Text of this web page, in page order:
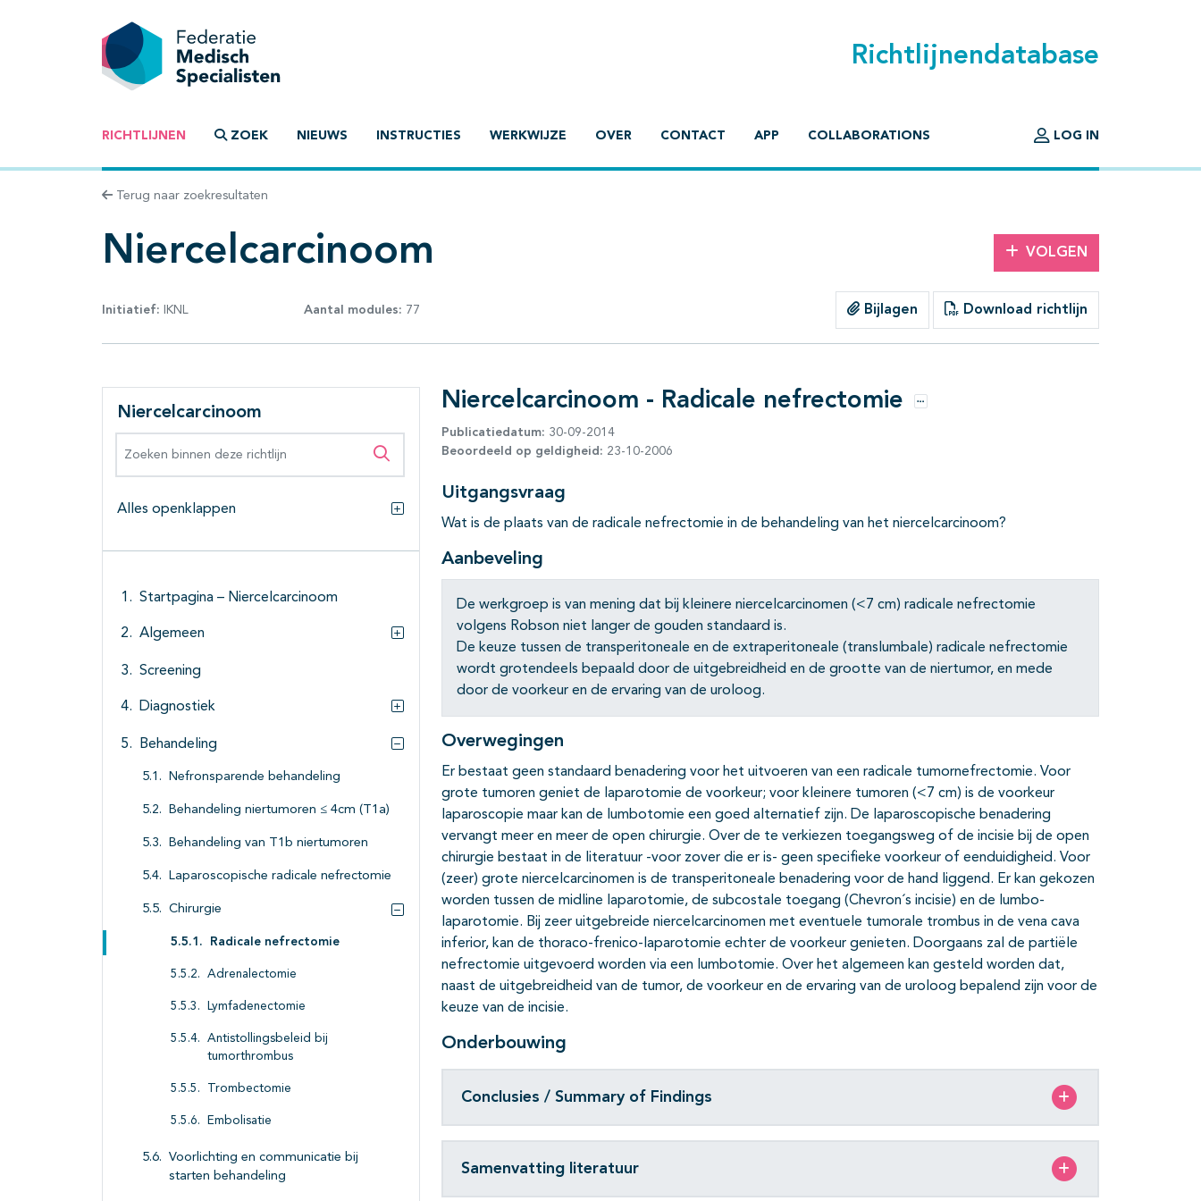
Richtlijnendatabase
RICHTLIJNEN ZOEK NIEUWS INSTRUCTIES WERKWIJZE OVER CONTACT APP COLLABORATIONS LOG IN
Terug naar zoekresultaten
Niercelcarcinoom VOLGEN
Initiatief: IKNL Aantal modules: 77 Bijlagen Download richtlijn
Niercelcarcinoom
Zoeken binnen deze richtlijn
Alles openklappen
Alles openklappen
Startpagina – Niercelcarcinoom
Algemeen
Subpagina's open- en dichtklappen
Screening
Diagnostiek
Behandeling
Subpagina's open- en dichtklappen
Nefronsparende behandeling
Behandeling niertumoren ≤ 4cm (T1a)
Behandeling van T1b niertumoren
Laparoscopische radicale nefrectomie
Chirurgie
Subpagina's open- en dichtklappen
Radicale nefrectomie
Adrenalectomie
Lymfadenectomie
Antistollingsbeleid bij
tumorthrombus
Trombectomie
Embolisatie
Voorlichting en communicatie bij
starten behandeling
Niercelcarcinoom - Radicale nefrectomie Opties
Publicatiedatum: 30-09-2014
Beoordeeld op geldigheid: 23-10-2006
Uitgangsvraag
Wat is de plaats van de radicale nefrectomie in de behandeling van het niercelcarcinoom?
Aanbeveling
De werkgroep is van mening dat bij kleinere niercelcarcinomen (<7 cm) radicale nefrectomie
volgens Robson niet langer de gouden standaard is.
De keuze tussen de transperitoneale en de extraperitoneale (translumbale) radicale nefrectomie
wordt grotendeels bepaald door de uitgebreidheid en de grootte van de niertumor, en mede
door de voorkeur en de ervaring van de uroloog.
Overwegingen
Er bestaat geen standaard benadering voor het uitvoeren van een radicale tumornefrectomie. Voor
grote tumoren geniet de laparotomie de voorkeur; voor kleinere tumoren (<7 cm) is de voorkeur
laparoscopie maar kan de lumbotomie een goed alternatief zijn. De laparoscopische benadering
vervangt meer en meer de open chirurgie. Over de te verkiezen toegangsweg of de incisie bij de open
chirurgie bestaat in de literatuur -voor zover die er is- geen specifieke voorkeur of eenduidigheid. Voor
(zeer) grote niercelcarcinomen is de transperitoneale benadering voor de hand liggend. Er kan gekozen
worden tussen de midline laparotomie, de subcostale toegang (Chevron´s incisie) en de lumbo-
laparotomie. Bij zeer uitgebreide niercelcarcinomen met eventuele tumorale trombus in de vena cava
inferior, kan de thoraco-frenico-laparotomie echter de voorkeur genieten. Doorgaans zal de partiële
nefrectomie uitgevoerd worden via een lumbotomie. Over het algemeen kan gesteld worden dat,
naast de uitgebreidheid van de tumor, de voorkeur en de ervaring van de uroloog bepalend zijn voor de
keuze van de incisie.
Onderbouwing
Conclusies / Summary of Findings
Samenvatting literatuur